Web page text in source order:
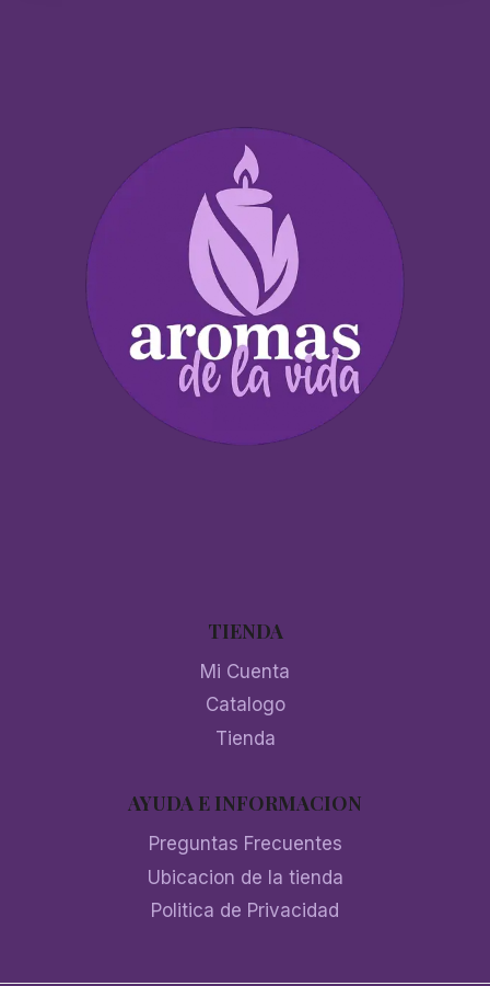
TIENDA
Mi Cuenta
Catalogo
Tienda
AYUDA E INFORMACION
Preguntas Frecuentes
Ubicacion de la tienda
Politica de Privacidad